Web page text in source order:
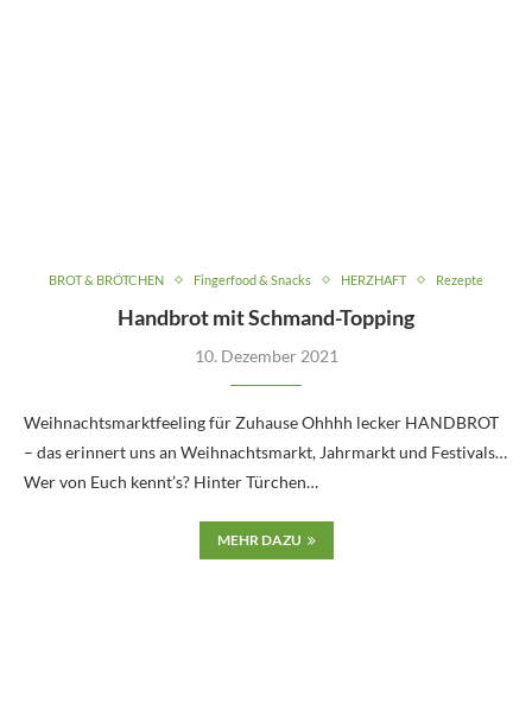
BROT & BRÖTCHEN Fingerfood & Snacks HERZHAFT Rezepte
Handbrot mit Schmand-Topping
10. Dezember 2021
Weihnachtsmarktfeeling für Zuhause Ohhhh lecker HANDBROT
– das erinnert uns an Weihnachtsmarkt, Jahrmarkt und Festivals…
Wer von Euch kennt’s? Hinter Türchen…
MEHR DAZU